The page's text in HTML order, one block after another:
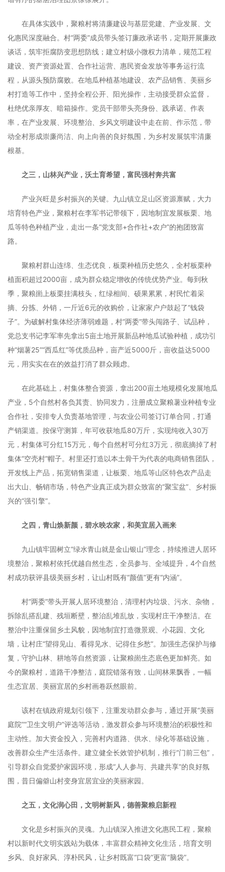
在具体实践中，聚粮村将清廉建设与基层党建、产业发展、文
化惠民深度融合。村“两委”成员带头签订廉政承诺书，定期开展廉政
谈话，筑牢拒腐防变思想防线；建立村级小微权力清单，规范工程
建设、资产资源处置、合作社运营、惠民资金发放等事务运行流
程，从源头预防腐败。在地瓜种植基地建设、农产品销售、美丽乡
村打造等工作中，坚持全程公开、阳光操作，主动接受群众监督，
杜绝优亲厚友、暗箱操作。党员干部带头亮身份、践承诺、作表
率，在产业发展、环境整治、乡风文明建设中走在前、作示范，带
动全村形成崇廉尚洁、向上向善的良好氛围，为乡村发展筑牢清廉
根基。
之三，山林兴产业，沃土育希望，富民强村奔共富
产业兴旺是乡村振兴的关键。九山镇立足山区资源禀赋，大力
培育特色产业，聚粮村在李军书记带领下，因地制宜发展板栗、地
瓜等特色种植产业，走出一条“党支部+合作社+农户”的抱团致富
路。
聚粮村群山连绵、生态优良，板栗种植历史悠久，全村板栗种
植面积超过2000亩，成为群众稳定增收的传统优势产业。每到秋
季，聚粮崮上板栗挂满枝头，红绿相间、硕果累累，村民忙着采
摘、分拣、外销，一斤近6元的收购价，让家家户户鼓起了“钱袋
子”。为破解村集体经济薄弱难题，村“两委”带头闯路子、试品种，
党总支书记李军率先拿出5亩土地开展新品种地瓜试验种植，成功引
种“烟薯25”“西瓜红”等优质品种，亩产近5000斤，亩收益达5000
元，用实实在在的效益打消了群众顾虑。
在此基础上，村集体整合资源，拿出200亩土地规模化发展地瓜
产业，5个自然村各负其责、协同发力，注册成立聚粮薯业种植专业
合作社，安排专人负责基地管理，与农业公司签订订单合同，打通
产销渠道。按保守测算，年可收获地瓜80万斤，实现纯收入30万
元，村集体可分红15万元，每个自然村可分红3万元，彻底摘掉了村
集体“空壳村”帽子。村里还打造以本土骨干为代表的电商销售团队，
开发线上产品，拓宽销售渠道，让板栗、地瓜等山区特色农产品走
出大山、畅销市场，特色产业真正成为群众致富的“聚宝盆”、乡村振
兴的“强引擎”。
之四，青山焕新颜，碧水映农家，和美宜居入画来
九山镇牢固树立“绿水青山就是金山银山”理念，持续推进人居环
境整治，聚粮村依托优越自然生态，全员参与、全域提升，4个自然
村成功获评县级美丽乡村，让山村既有“颜值”更有“内涵”。
村“两委”带头开展人居环境整治，清理村内垃圾、污水、杂物，
拆除乱搭乱建、残垣断壁，整治乱堆乱放，实现村庄干净整洁。在
整治中注重保留乡土风貌，因地制宜打造微景观、小花园、文化
墙，让村庄“望得见山、看得见水、记得住乡愁”。加强生态保护与修
复，守护山林、耕地等自然资源，让聚粮崮生态底色更加鲜亮。如
今的聚粮村，道路干净整洁，庭院错落有致，山间林果飘香，一幅
生态宜居、美丽宜居的乡村画卷跃然眼前。
该村在镇政府规划引领下，注重发动群众参与，通过开展“美丽
庭院”“卫生文明户”评选等活动，激发群众参与环境整治的积极性和
主动性。加大资金投入，完善村内道路、供水、绿化等基础设施，
改善群众生产生活条件。建立健全长效管护机制，推行“门前三包”，
引导群众自觉爱护家园环境，形成“人人参与、共建共享”的良好氛
围，昔日偏僻山村变身宜居宜业的美丽家园。
之五，文化润心田，文明树新风，德善聚粮启新程
文化是乡村振兴的灵魂。九山镇深入推进文化惠民工程，聚粮
村以新时代文明实践站为载体，丰富群众精神文化生活，培育文明
乡风、良好家风、淳朴民风，让乡村既富“口袋”更富“脑袋”。